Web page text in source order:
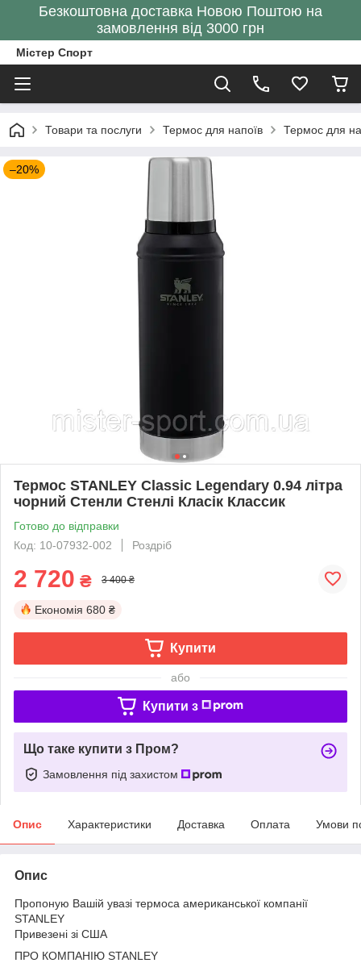
Безкоштовна доставка Новою Поштою на
замовлення від 3000 грн
Містер Спорт
Товари та послуги Термос для напоїв Термос для
–20%
Термос STANLEY Classic Legendary 0.94 літра
чорний Стенли Стенлі Класік Классик
Готово до відправки
Код: 10-07932-002
Роздріб
2 720 ₴ 3 400 ₴
Економія 680 ₴
Купити
або
Купити з
Що таке купити з Пром?
Замовлення під захистом
Опис Характеристики Доставка Оплата Умови
Опис
Пропоную Вашій увазі термоса американської компанії
STANLEY
Привезені зі США
ПРО КОМПАНІЮ STANLEY